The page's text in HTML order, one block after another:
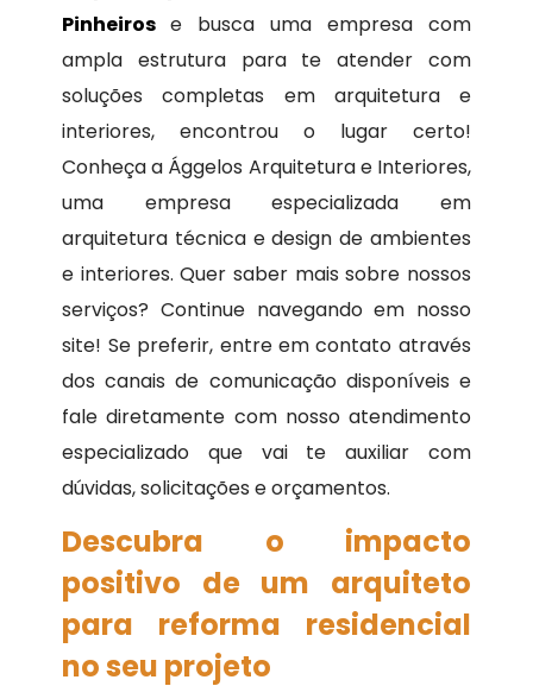
Pinheirose busca uma empresa com
ampla estrutura para te atender com
soluções completas em arquitetura e
interiores, encontrou o lugar certo!
Conheça a Ággelos Arquitetura e Interiores,
uma empresa especializada em
arquitetura técnica e design de ambientes
e interiores. Quer saber mais sobre nossos
serviços? Continue navegando em nosso
site! Se preferir, entre em contato através
dos canais de comunicação disponíveis e
fale diretamente com nosso atendimento
especializado que vai te auxiliar com
dúvidas, solicitações e orçamentos.
Descubra o impacto
positivo de um arquiteto
para reforma residencial
no seu projeto